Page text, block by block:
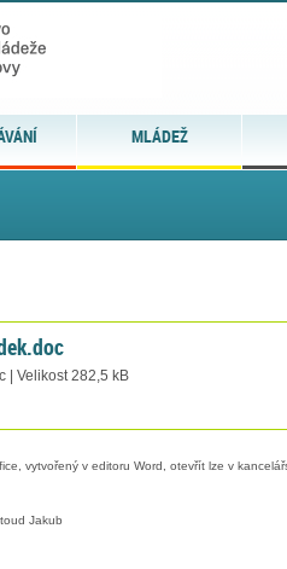
MLÁDEŽ
| Velikost 282,5 kB
vytvořený v editoru Word, otevřít lze v
Jakub